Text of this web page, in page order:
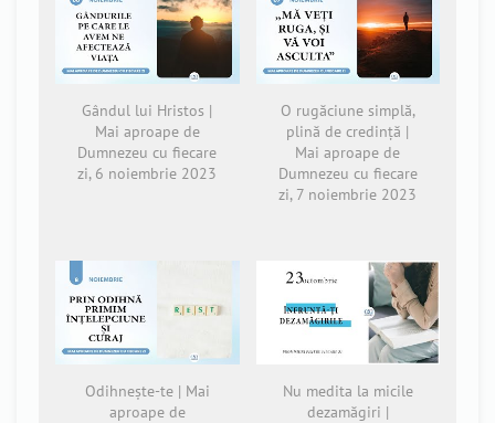
Gândul lui Hristos |
Mai aproape de
Dumnezeu cu fiecare
zi, 6 noiembrie 2023
O rugăciune simplă,
plină de credință |
Mai aproape de
Dumnezeu cu fiecare
zi, 7 noiembrie 2023
Odihnește-te | Mai
aproape de
Nu medita la micile
dezamăgiri |